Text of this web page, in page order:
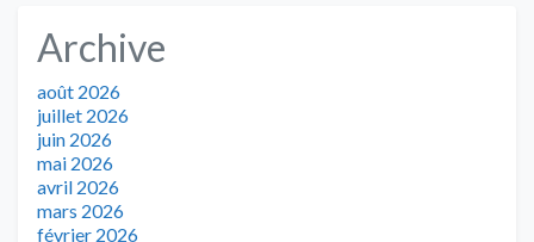
Archive
août 2026
juillet 2026
juin 2026
mai 2026
avril 2026
mars 2026
février 2026